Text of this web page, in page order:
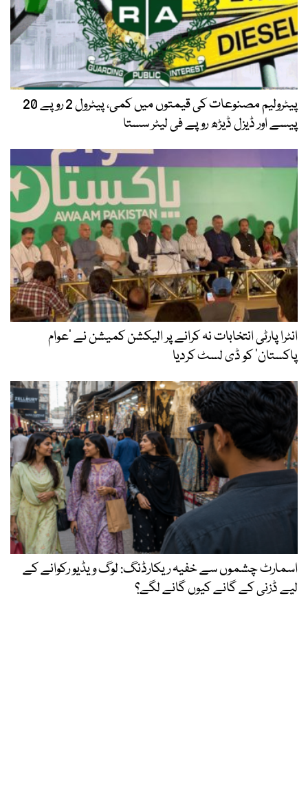
پیٹرولیم مصنوعات کی قیمتوں میں کمی، پیٹرول 2 روپے 20
پیسے اور ڈیزل ڈیڑھ روپے فی لیٹر سستا
انٹرا پارٹی انتخابات نہ کرانے پر الیکشن کمیشن نے ’عوام
پاکستان‘ کو ڈی لسٹ کردیا
اسمارٹ چشموں سے خفیہ ریکارڈنگ: لوگ ویڈیو رکوانے کے
لیے ڈزنی کے گانے کیوں گانے لگے؟